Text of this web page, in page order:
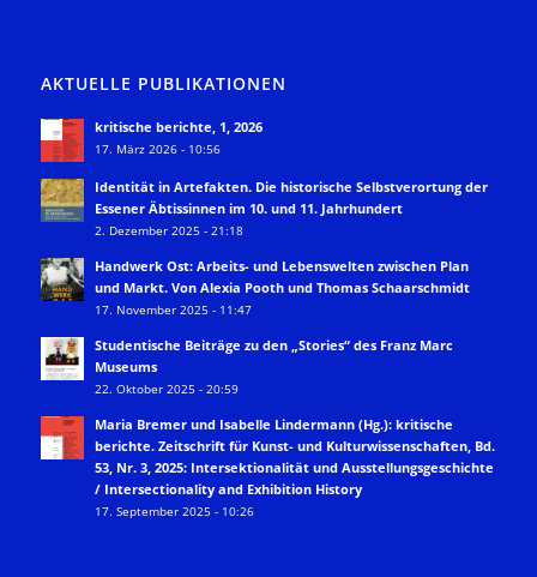
AKTUELLE PUBLIKATIONEN
kritische berichte, 1, 2026
17. März 2026 - 10:56
Identität in Artefakten. Die historische Selbstverortung der
Essener Äbtissinnen im 10. und 11. Jahrhundert
2. Dezember 2025 - 21:18
Handwerk Ost: Arbeits- und Lebenswelten zwischen Plan
und Markt. Von Alexia Pooth und Thomas Schaarschmidt
17. November 2025 - 11:47
Studentische Beiträge zu den „Stories“ des Franz Marc
Museums
22. Oktober 2025 - 20:59
Maria Bremer und Isabelle Lindermann (Hg.): kritische
berichte. Zeitschrift für Kunst- und Kulturwissenschaften, Bd.
53, Nr. 3, 2025: Intersektionalität und Ausstellungsgeschichte
/ Intersectionality and Exhibition History
17. September 2025 - 10:26